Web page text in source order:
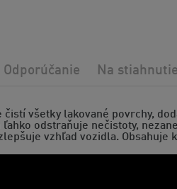
všetky lakované povrchy,
odstraňuje nečistoty,
vzhľad vozidla. Obsahuje
Odporúčanie Na stiahnutie